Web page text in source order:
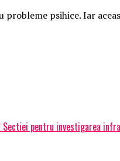
psihice. Iar
pentru investigarea